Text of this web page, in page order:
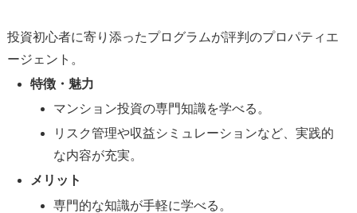
投資初心者に寄り添ったプログラムが評判のプロパティエ
ージェント。
特徴・魅力
マンション投資の専門知識を学べる。
リスク管理や収益シミュレーションなど、実践的
な内容が充実。
メリット
専門的な知識が手軽に学べる。